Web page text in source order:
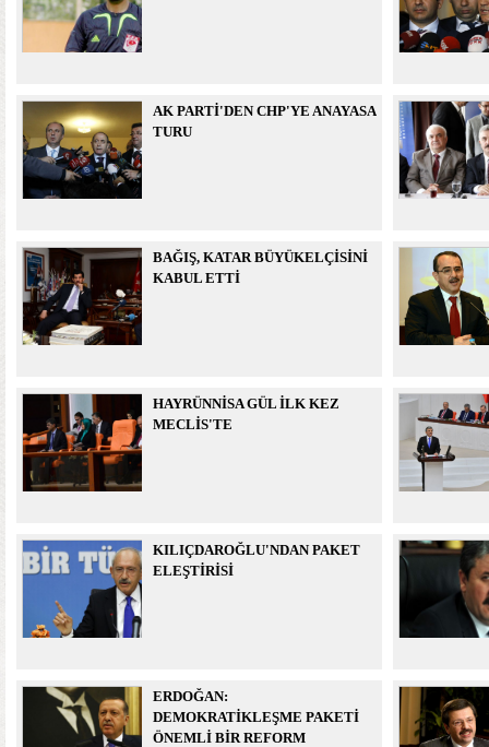
AK PARTİ'DEN CHP'YE ANAYASA
TURU
BAĞIŞ, KATAR BÜYÜKELÇİSİNİ
KABUL ETTİ
HAYRÜNNİSA GÜL İLK KEZ
MECLİS'TE
KILIÇDAROĞLU'NDAN PAKET
ELEŞTİRİSİ
ERDOĞAN:
DEMOKRATİKLEŞME PAKETİ
ÖNEMLİ BİR REFORM